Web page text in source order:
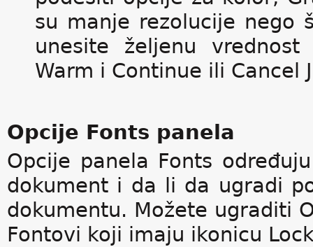
su manje rezolucije nego
unesite željenu
Warm i Continue ili Cancel
Opcije Fonts panela
Opcije panela Fonts
dokument i da li da ugradi
dokumentu. Možete ugraditi
Fontovi koji imaju ikonicu